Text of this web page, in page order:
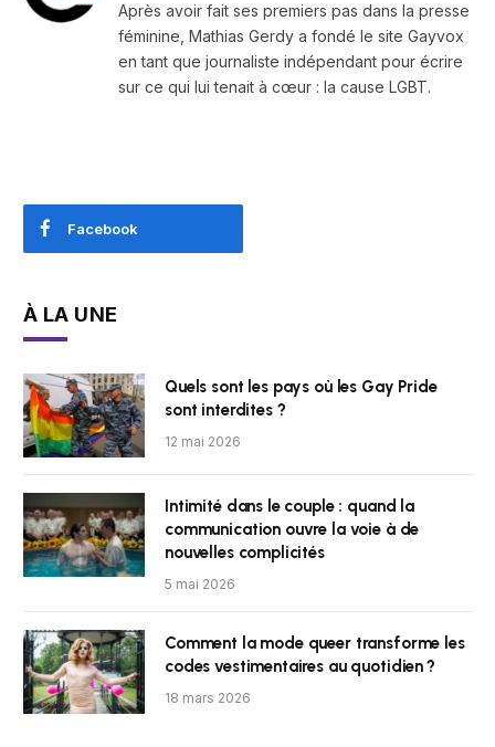
Après avoir fait ses premiers pas dans la presse
féminine, Mathias Gerdy a fondé le site Gayvox
en tant que journaliste indépendant pour écrire
sur ce qui lui tenait à cœur : la cause LGBT.
Facebook
À LA UNE
Quels sont les pays où les Gay Pride
sont interdites ?
12 mai 2026
Intimité dans le couple : quand la
communication ouvre la voie à de
nouvelles complicités
5 mai 2026
Comment la mode queer transforme les
codes vestimentaires au quotidien ?
18 mars 2026